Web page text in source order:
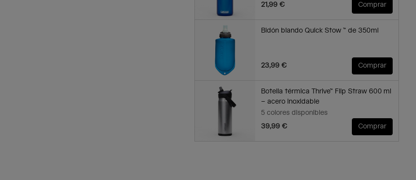
21,99 €
Comprar
Bidón blando Quick Stow ™ de 350ml
23,99 € Comprar
Botella térmica Thrive™ Flip Straw 600 ml
– acero inoxidable
5 colores disponibles
39,99 €
Comprar